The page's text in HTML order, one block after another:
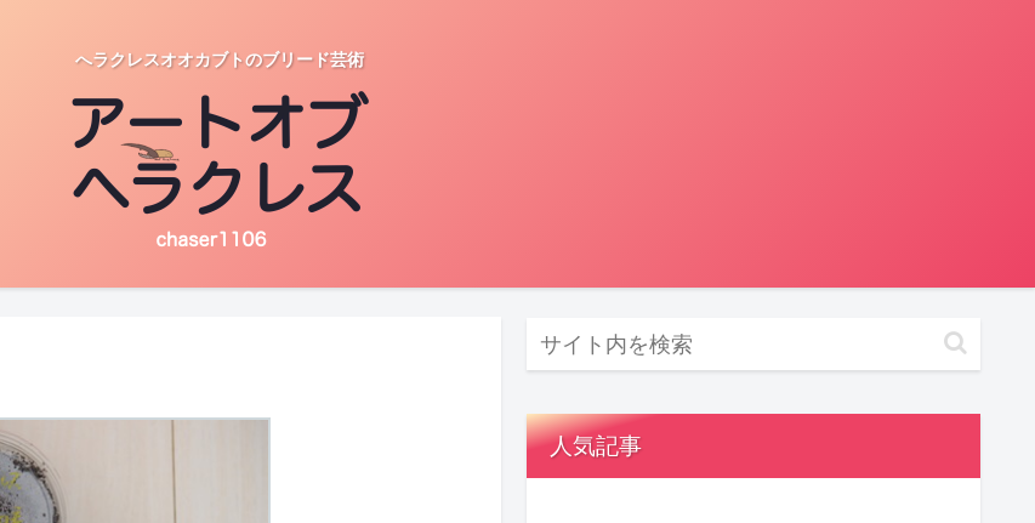
へラクレスオオカブトのブリード芸術
人気記事